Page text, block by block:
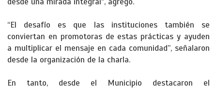
“El desafío es que las instituciones también se
conviertan en promotoras de estas prácticas y ayuden
a multiplicar el mensaje en cada comunidad”, señalaron
desde la organización de la charla.
En tanto, desde el Municipio destacaron el